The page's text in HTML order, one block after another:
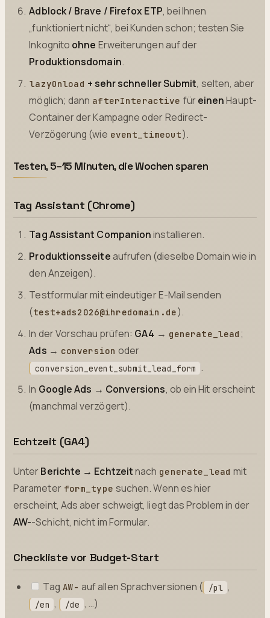
Adblock / Brave / Firefox ETP, bei Ihnen
„funktioniert nicht“, bei Kunden schon; testen Sie
Inkognito ohne Erweiterungen auf der
Produktionsdomain.
lazyOnload + sehr schneller Submit, selten, aber
möglich; dann afterInteractive füreinenHaupt-
Container der Kampagne oder Redirect-
Verzögerung (wie event_timeout).
Testen, 5–15 Minuten, die Wochen sparen
Tag Assistant (Chrome)
Tag Assistant Companioninstallieren.
Produktionsseiteaufrufen (dieselbe Domain wie in
den Anzeigen).
Testformular mit eindeutiger E-Mail senden
(test+ads2026@ihredomain.de).
In der Vorschau prüfen: GA4 → generate_lead ;
Ads → conversion oder
conversion_event_submit_lead_form .
In Google Ads → Conversions, ob ein Hit erscheint
(manchmal verzögert).
Echtzeit (GA4)
UnterBerichte → Echtzeitnach generate_lead mit
Parameter form_type suchen. Wenn es hier
erscheint, Ads aber schweigt, liegt das Problem in der
AW--Schicht, nicht im Formular.
Checkliste vor Budget-Start
Tag AW- auf allen Sprachversionen ( /pl ,
/en , /de , …)